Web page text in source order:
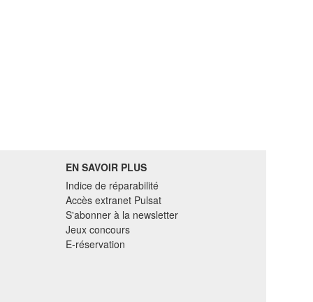
EN SAVOIR PLUS
Indice de réparabilité
Accès extranet Pulsat
S'abonner à la newsletter
Jeux concours
E-réservation